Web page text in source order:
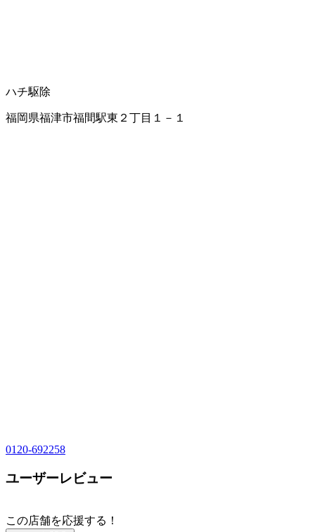
ハチ駆除
福岡県福津市福間駅東２丁目１－１
0120-692258
ユーザーレビュー
この店舗を応援する！